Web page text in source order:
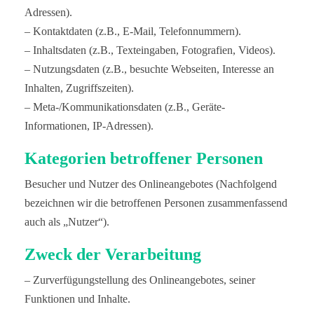
Adressen).
– Kontaktdaten (z.B., E-Mail, Telefonnummern).
– Inhaltsdaten (z.B., Texteingaben, Fotografien, Videos).
– Nutzungsdaten (z.B., besuchte Webseiten, Interesse an
Inhalten, Zugriffszeiten).
– Meta-/Kommunikationsdaten (z.B., Geräte-
Informationen, IP-Adressen).
Kategorien betroffener Personen
Besucher und Nutzer des Onlineangebotes (Nachfolgend
bezeichnen wir die betroffenen Personen zusammenfassend
auch als „Nutzer“).
Zweck der Verarbeitung
– Zurverfügungstellung des Onlineangebotes, seiner
Funktionen und Inhalte.